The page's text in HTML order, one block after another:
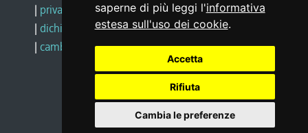
saperne di più leggi l'informativa
estesa sull'uso dei cookie.
Accetta
Rifiuta
Cambia le preferenze
| privacy
social media policy
| dichiarazione di accessibilità |feedback
| cambio preferenze cookie
Realizzato da